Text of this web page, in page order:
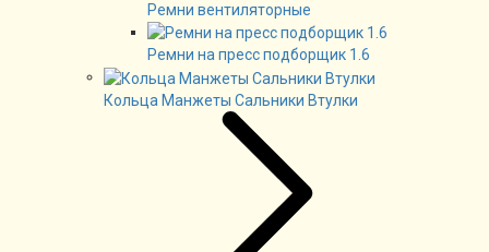
Ремни вентиляторные
Ремни на пресс подборщик 1.6
Кольца Манжеты Сальники Втулки